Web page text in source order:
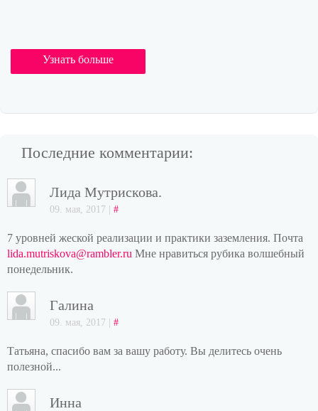
Узнать больше
Последние комментарии:
Лида Мутрискова.
09. мая, 2017 | #
7 уровней жеской реализации и практики заземления. Почта
lida.mutriskova@rambler.ru Мне нравиться рубика волшебный
понедельник.
Галина
09. мая, 2017 | #
Татьяна, спасибо вам за вашу работу. Вы делитесь очень
полезной...
Инна